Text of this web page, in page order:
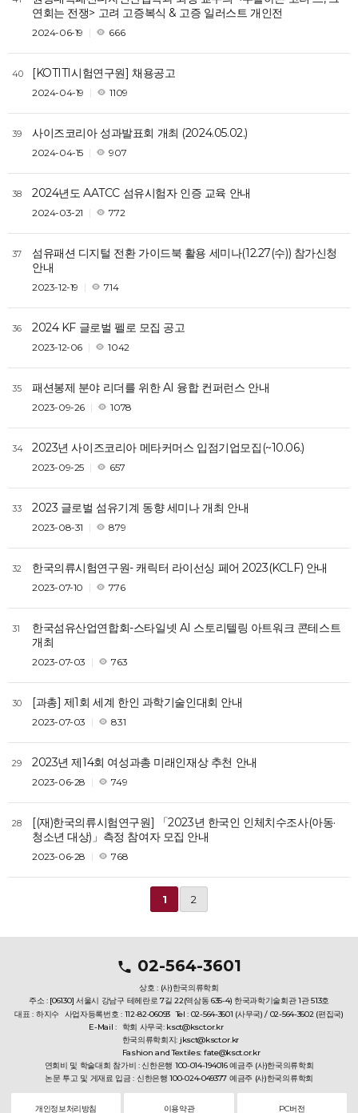
연회는 전쟁> 고려 고증복식 & 고증 일러스트 개인전
2024-06-19 666
40 [KOTITI시험연구원] 채용공고
2024-04-19 1109
39 사이즈코리아 성과발표회 개최 (2024.05.02.)
2024-04-15 907
38 2024년도 AATCC 섬유시험자 인증 교육 안내
2024-03-21 772
37
섬유패션 디지털 전환 가이드북 활용 세미나(12.27(수)) 참가신청
안내
2023-12-19 714
36 2024 KF 글로벌 펠로 모집 공고
2023-12-06 1042
35 패션봉제 분야 리더를 위한 AI 융합 컨퍼런스 안내
2023-09-26 1078
34 2023년 사이즈코리아 메타커머스 입점기업모집(~10.06.)
2023-09-25 657
33 2023 글로벌 섬유기계 동향 세미나 개최 안내
2023-08-31 879
32 한국의류시험연구원- 캐릭터 라이선싱 페어 2023(KCLF) 안내
2023-07-10 776
31
한국섬유산업연합회-스타일넷 AI 스토리텔링 아트워크 콘테스트
개최
2023-07-03 763
30 [과총] 제1회 세계 한인 과학기술인대회 안내
2023-07-03 831
29 2023년 제14회 여성과총 미래인재상 추천 안내
2023-06-28 749
28
[(재)한국의류시험연구원] 「2023년 한국인 인체치수조사(아동·
청소년 대상)」측정 참여자 모집 안내
2023-06-28 768
1 2
02-564-3601
상호 : (사)한국의류학회
주소 : [06130] 서울시 강남구 테헤란로 7길 22(역삼동 635-4) 한국과학기술회관 1관 513호
대표 : 하지수 사업자등록번호 : 112-82-06093 Tel : 02-564-3601 (사무국) / 02-564-3602 (편집국)
E-Mail : 학회 사무국: ksct@ksct.or.kr
한국의류학회지: jksct@ksct.or.kr
Fashion and Textiles: fate@ksct.or.kr
연회비 및 학술대회 참가비 : 신한은행 100-014-194016 예금주 (사)한국의류학회
논문 투고 및 게재료 입금 : 신한은행 100-024-049377 예금주 (사)한국의류학회
개인정보처리방침 이용약관 PC버전